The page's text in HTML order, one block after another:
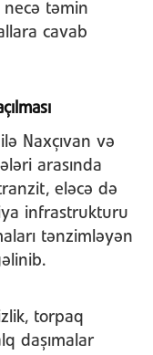
necə təmin
cavab
Naxçıvan və
arasında
eləcə də
infrastrukturu
tənzimləyən
torpaq
daşımalar